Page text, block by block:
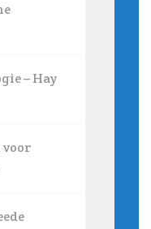
– Hay
voor